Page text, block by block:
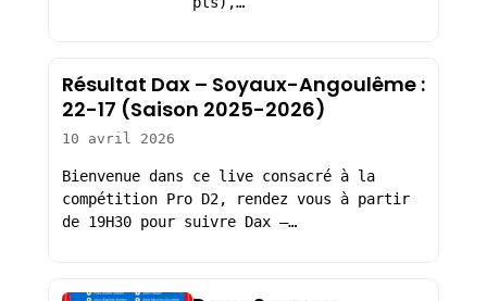
Résultat Dax – Soyaux-Angoulême :
22-17 (Saison 2025-2026)
10 avril 2026
Bienvenue dans ce live consacré à la
compétition Pro D2, rendez vous à partir
de 19H30 pour suivre Dax –…